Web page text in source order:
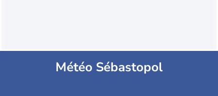
Météo Sébastopol